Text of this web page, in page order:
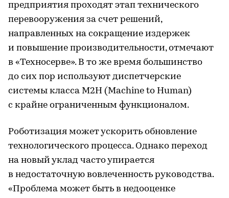
предприятия проходят этап технического
перевооружения за счет решений,
направленных на сокращение издержек
и повышение производительности, отмечают
в «Техносерве». В то же время большинство
до сих пор используют диспетчерские
системы класса M2H (Machine to Human)
с крайне ограниченным функционалом.
Роботизация может ускорить обновление
технологического процесса. Однако переход
на новый уклад часто упирается
в недостаточную вовлеченность руководства.
«Проблема может быть в недооценке